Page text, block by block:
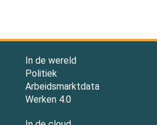
In de wereld
Politiek
Arbeidsmarktdata
Werken 4.0